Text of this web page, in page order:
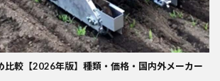
比較【2026年版】種類・価格・国内外メーカー